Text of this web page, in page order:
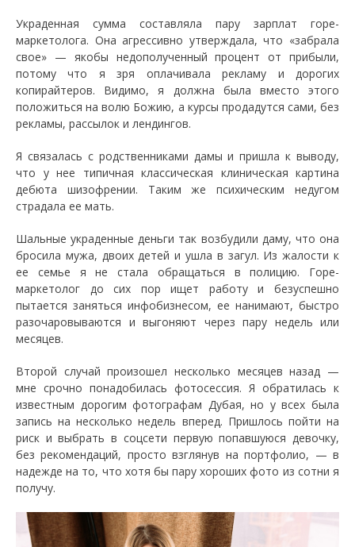
Украденная сумма составляла пару зарплат горе-
маркетолога. Она агрессивно утверждала, что «забрала
свое» — якобы недополученный процент от прибыли,
потому что я зря оплачивала рекламу и дорогих
копирайтеров. Видимо, я должна была вместо этого
положиться на волю Божию, а курсы продадутся сами, без
рекламы, рассылок и лендингов.
Я связалась с родственниками дамы и пришла к выводу,
что у нее типичная классическая клиническая картина
дебюта шизофрении. Таким же психическим недугом
страдала ее мать.
Шальные украденные деньги так возбудили даму, что она
бросила мужа, двоих детей и ушла в загул. Из жалости к
ее семье я не стала обращаться в полицию. Горе-
маркетолог до сих пор ищет работу и безуспешно
пытается заняться инфобизнесом, ее нанимают, быстро
разочаровываются и выгоняют через пару недель или
месяцев.
Второй случай произошел несколько месяцев назад —
мне срочно понадобилась фотосессия. Я обратилась к
известным дорогим фотографам Дубая, но у всех была
запись на несколько недель вперед. Пришлось пойти на
риск и выбрать в соцсети первую попавшуюся девочку,
без рекомендаций, просто взглянув на портфолио, — в
надежде на то, что хотя бы пару хороших фото из сотни я
получу.